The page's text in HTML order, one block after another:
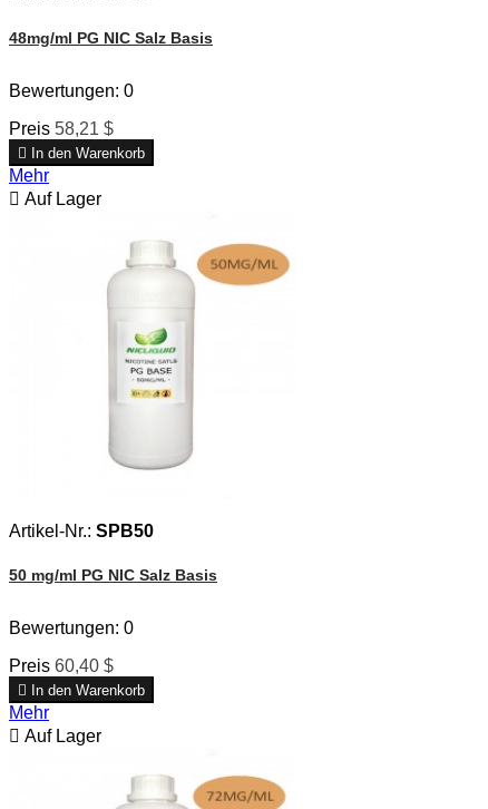
48mg/ml PG NIC Salz Basis
Bewertungen: 0
Preis 58,21 $
 In den Warenkorb
Mehr
 Auf Lager
Artikel-Nr.: SPB50
50 mg/ml PG NIC Salz Basis
Bewertungen: 0
Preis 60,40 $
 In den Warenkorb
Mehr
 Auf Lager